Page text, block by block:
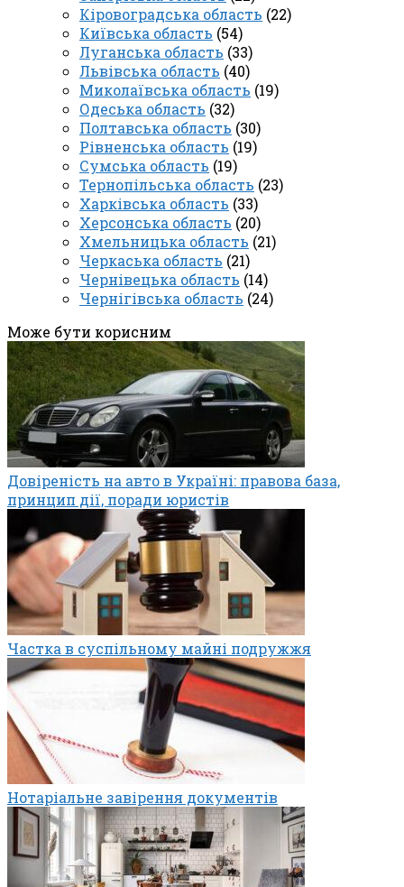
Кіровоградська область (22)
Київська область (54)
Луганська область (33)
Львівська область (40)
Миколаївська область (19)
Одеська область (32)
Полтавська область (30)
Рівненська область (19)
Сумська область (19)
Тернопільська область (23)
Харківська область (33)
Херсонська область (20)
Хмельницька область (21)
Черкаська область (21)
Чернівецька область (14)
Чернігівська область (24)
Може бути корисним
Довіреність на авто в Україні: правова база,
принцип дії, поради юристів
Частка в суспільному майні подружжя
Нотаріальне завірення документів